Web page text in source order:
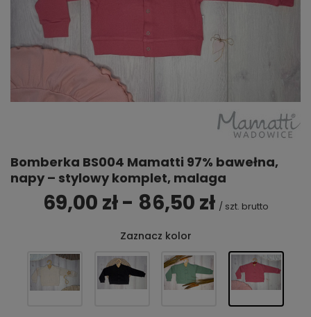
Bomberka BS004 Mamatti 97% bawełna,
napy – stylowy komplet, malaga
69,00 zł - 86,50 zł / szt. brutto
Zaznacz kolor